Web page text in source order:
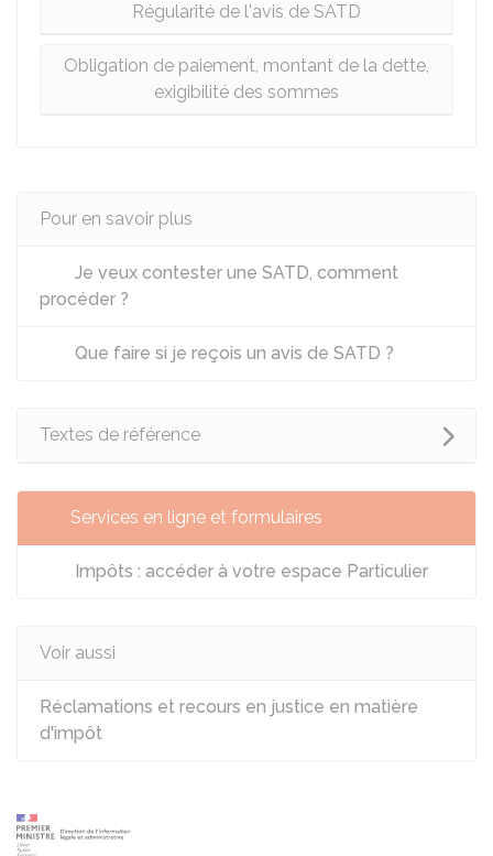
Régularité de l'avis de SATD
Obligation de paiement, montant de la dette,
exigibilité des sommes
Pour en savoir plus
Je veux contester une SATD, comment
procéder ?
Que faire si je reçois un avis de SATD ?
Textes de référence
Services en ligne et formulaires
Impôts : accéder à votre espace Particulier
Voir aussi
Réclamations et recours en justice en matière
d'impôt